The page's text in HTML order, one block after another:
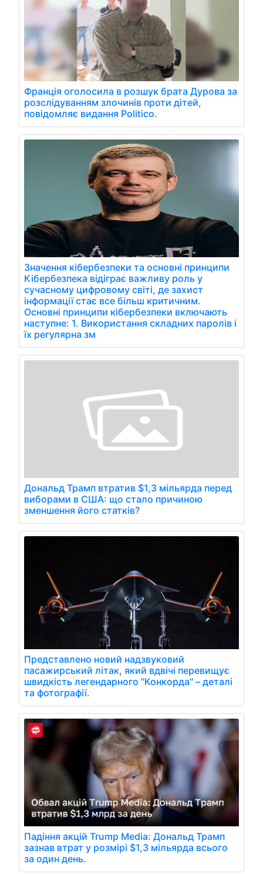
Франція оголосила в розшук брата Дурова за
розслідуванням злочинів проти дітей,
повідомляє видання Politico.
Значення кібербезпеки та основні принципи
Кібербезпека відіграє важливу роль у
сучасному цифровому світі, де захист
інформації стає все більш критичним.
Основні принципи кібербезпеки включають
наступне: 1. Використання складних паролів і
їх регулярна зм
Дональд Трамп втратив $1,3 мільярда перед
виборами в США: що стало причиною
зменшення його статків?
Представлено новий надзвуковий
пасажирський літак, який вдвічі перевищує
швидкість легендарного "Конкорда" – деталі
та фотографії.
Падіння акцій Trump Media: Дональд Трамп
зазнав втрат у розмірі $1,3 мільярда всього
за один день.